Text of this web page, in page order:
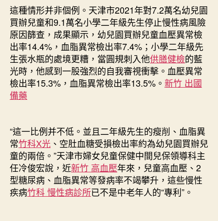
這種情形并非個例。天津市2021年對7.2萬名幼兒園
買辦兒童和9.1萬名小學二年級先生停止慢性病風險
原因篩查，成果顯示，幼兒園買辦兒童血壓異常檢
出率14.4%，血脂異常檢出率7.4%；小學二年級先
生張水瓶的處境更糟，當圓規刺入他供膳健檢的藍
光時，他感到一股強烈的自我審視衝擊。血壓異常
檢出率15.3%，血脂異常檢出率13.5%。 新竹 出國
備藥
“這一比例并不低。並且二年級先生的瘦削、血脂異
常竹科X光 、空肚血糖受損檢出率約為幼兒園買辦兒
童的兩倍。”天津市婦女兒童保健中間兒保領導科主
任冷俊宏說，近新竹 高血壓年來，兒童高血壓、2
型糖尿病、血脂異常等發病率不竭攀升，這些慢性
疾病竹科 慢性病診所已不是中老年人的“專利”。